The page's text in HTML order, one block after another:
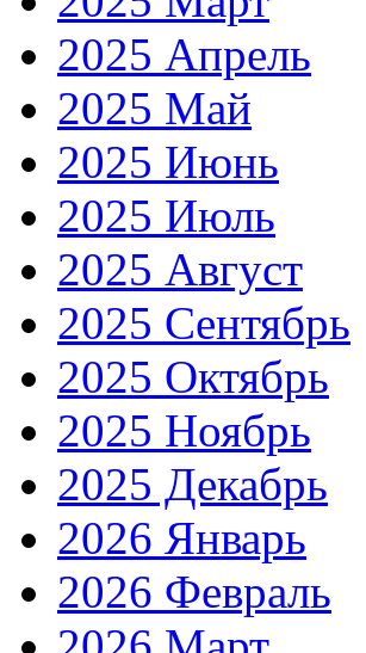
2025 Апрель
2025 Май
2025 Июнь
2025 Июль
2025 Август
2025 Сентябрь
2025 Октябрь
2025 Ноябрь
2025 Декабрь
2026 Январь
2026 Февраль